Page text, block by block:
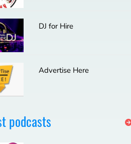
DJ for Hire
Advertise Here
podcasts